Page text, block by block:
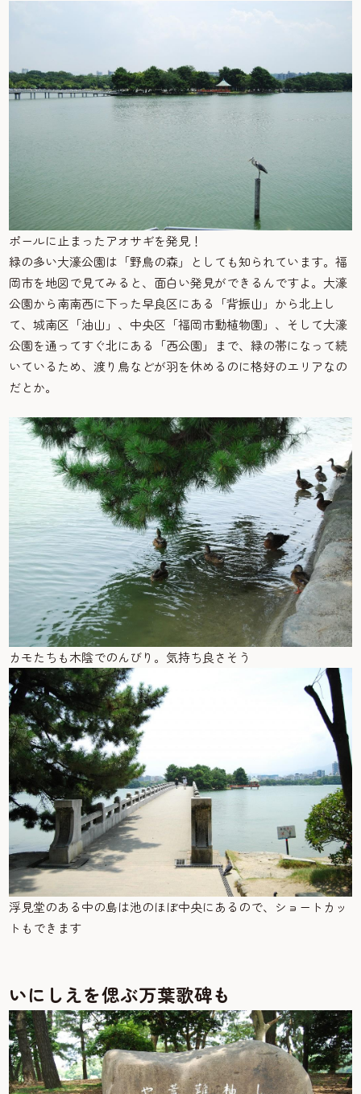
ポールに止まったアオサギを発見！
緑の多い大濠公園は「野鳥の森」としても知られています。福
岡市を地図で見てみると、面白い発見ができるんですよ。大濠
公園から南南西に下った早良区にある「背振山」から北上し
て、城南区「油山」、中央区「福岡市動植物園」、そして大濠
公園を通ってすぐ北にある「西公園」まで、緑の帯になって続
いているため、渡り鳥などが羽を休めるのに格好のエリアなの
だとか。
カモたちも木陰でのんびり。気持ち良さそう
浮見堂のある中の島は池のほぼ中央にあるので、ショートカッ
トもできます
いにしえを偲ぶ万葉歌碑も